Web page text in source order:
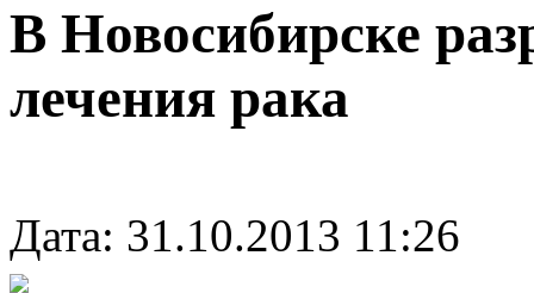
В Новосибирске
лечения рака
Дата: 31.10.2013 11:26